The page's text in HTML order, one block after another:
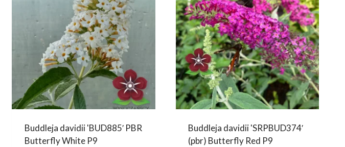
Buddleja davidii 'BUD885′ PBR
Butterfly White P9
Buddleja davidii 'SRPBUD374′
(pbr) Butterfly Red P9